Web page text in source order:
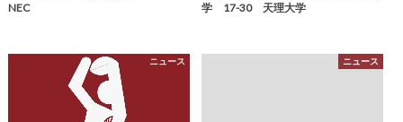
NEC
学 17-30 天理大学
ニュース ニュース